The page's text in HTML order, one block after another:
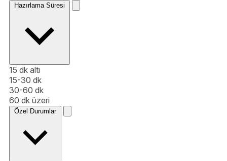
Hazırlama Süresi
15 dk altı
15-30 dk
30-60 dk
60 dk üzeri
Özel Durumlar